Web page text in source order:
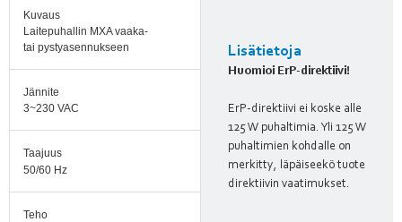
Kuvaus
Laitepuhallin MXA vaaka-
tai pystyasennukseen
Jännite
3~230 VAC
Taajuus
50/60 Hz
Teho
Lisätietoja
Huomioi ErP-direktiivi!
ErP-direktiivi ei koske alle
125 W puhaltimia. Yli 125 W
puhaltimien kohdalle on
merkitty, läpäiseekö tuote
direktiivin vaatimukset.